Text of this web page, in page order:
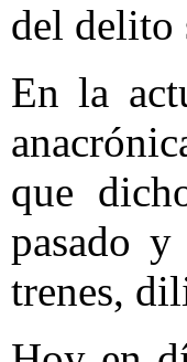
del delito
En la
que
pasado
trenes,